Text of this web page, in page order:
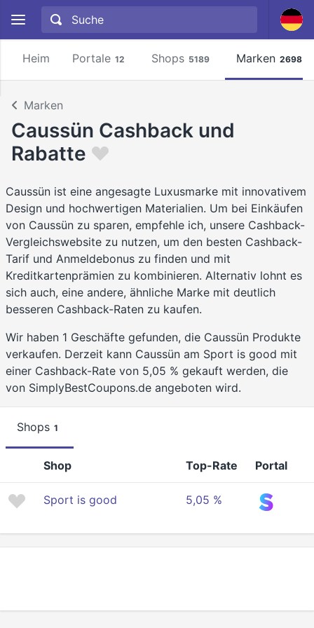
Heim Portale 12 Shops 5189 Marken 2698
Marken
Caussün Cashback und
Rabatte
Caussün ist eine angesagte Luxusmarke mit innovativem
Design und hochwertigen Materialien. Um bei Einkäufen
von Caussün zu sparen, empfehle ich, unsere Cashback-
Vergleichswebsite zu nutzen, um den besten Cashback-
Tarif und Anmeldebonus zu finden und mit
Kreditkartenprämien zu kombinieren. Alternativ lohnt es
sich auch, eine andere, ähnliche Marke mit deutlich
besseren Cashback-Raten zu kaufen.
Wir haben 1 Geschäfte gefunden, die Caussün Produkte
verkaufen. Derzeit kann Caussün am Sport is good mit
einer Cashback-Rate von 5,05 % gekauft werden, die
von SimplyBestCoupons.de angeboten wird.
Shops 1
Shop Top-Rate Portal
Sport is good 5,05 %